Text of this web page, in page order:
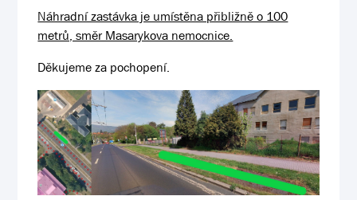
Náhradní zastávka je umístěna přibližně o 100
metrů, směr Masarykova nemocnice.
Děkujeme za pochopení.